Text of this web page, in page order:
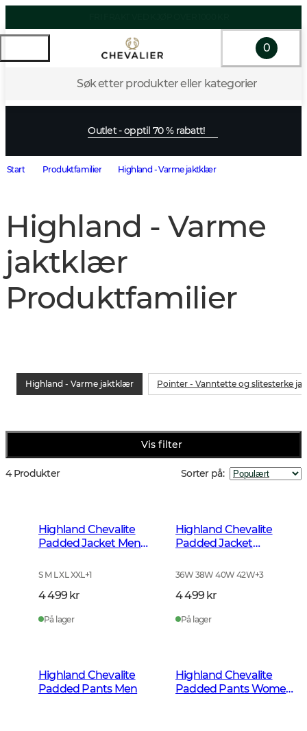
Søk etter produkter eller kategorier
0
Outlet - opptil 70 % rabatt!
Start Produktfamilier Highland - Varme jaktklær
Highland - Varme
jaktklær
Produktfamilier
Highland - Varme jaktklær Pointer - Vanntette og slitesterke
Vis filter
4 Produkter Sorter på:
Highland Chevalite
Padded Jacket Men
S M L XL XXL+1
4 499 kr
På lager
Highland Chevalite
Padded Jacket
Green
36W 38W 40W 42W+3
4 499 kr
På lager
Highland Chevalite
Padded Pants Men
Highland Chevalite
Padded Pants Women